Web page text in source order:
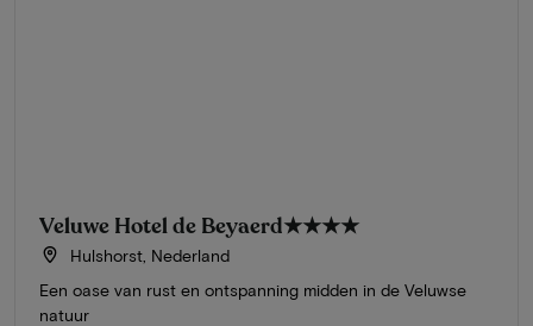
Veluwe Hotel de Beyaerd★★★★
Hulshorst, Nederland
Een oase van rust en ontspanning midden in de Veluwse
natuur